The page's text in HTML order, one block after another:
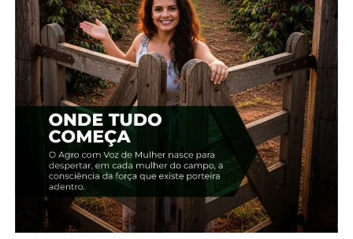
“Este resultado se deve, sobretudo, à regularidade
climática durante as fases mais críticas das
lavouras, que beneficiaram floradas positivas, e a
boa quantidade de frutos por rosetas”, destacou a
companhia.
Já a expectativa de produção para o café arábica,
espécie mais afetada pela bienalidade, é redução
de 6,6% na colheita, com previsão de uma safra em
torno de 37 milhões de sacas.
“Em Minas Gerais, estado com maior área